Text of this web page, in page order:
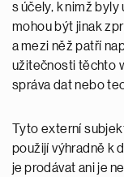
s účely, k nimž
mohou být jinak
a mezi něž patří
užitečnosti těchto
správa dat nebo
Tyto externí
použijí výhradně k
je prodávat ani je